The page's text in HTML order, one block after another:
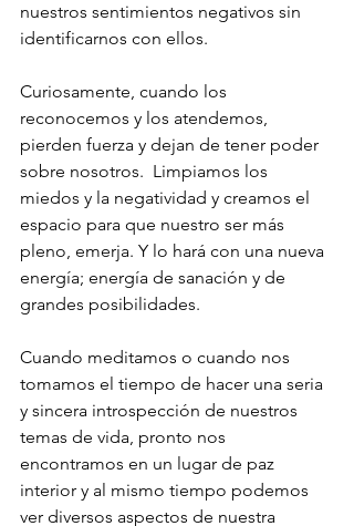
nuestros sentimientos negativos sin
identificarnos con ellos.
Curiosamente, cuando los
reconocemos y los atendemos,
pierden fuerza y dejan de tener poder
sobre nosotros.  Limpiamos los
miedos y la negatividad y creamos el
espacio para que nuestro ser más
pleno, emerja. Y lo hará con una nueva
energía; energía de sanación y de
grandes posibilidades.
Cuando meditamos o cuando nos
tomamos el tiempo de hacer una seria
y sincera introspección de nuestros
temas de vida, pronto nos
encontramos en un lugar de paz
interior y al mismo tiempo podemos
ver diversos aspectos de nuestra